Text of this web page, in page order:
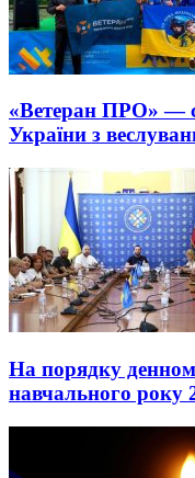
«Ветеран ПРО» —
України з
На порядку
навчального року